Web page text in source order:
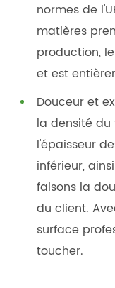
normes de
matières
production,
et est
Douceur et
la densité
l'épaisseur
inférieur,
faisons la
du client.
surface
toucher.